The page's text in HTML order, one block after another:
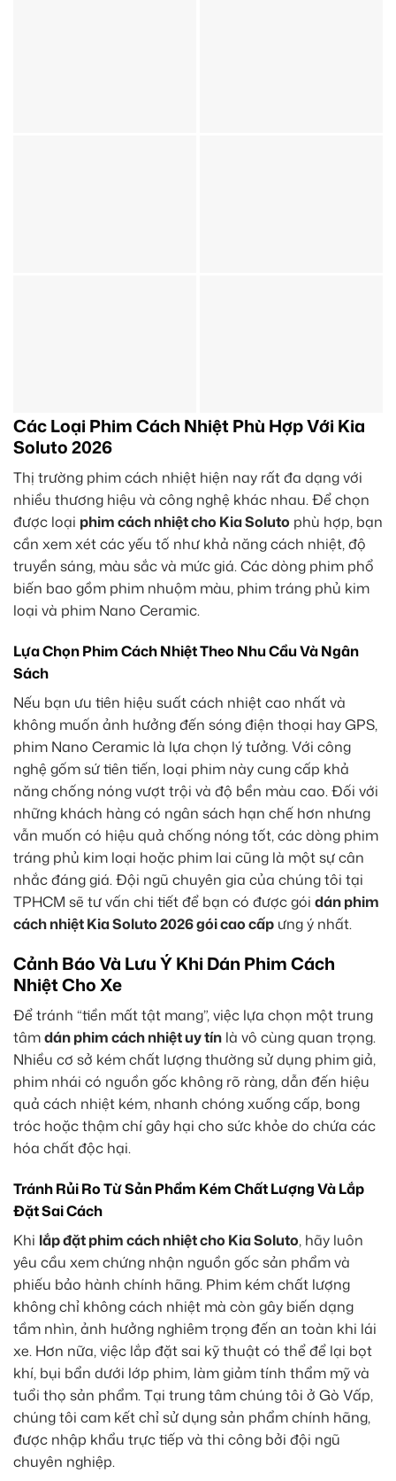
Các Loại Phim Cách Nhiệt Phù Hợp Với Kia
Soluto 2026
Thị trường phim cách nhiệt hiện nay rất đa dạng với
nhiều thương hiệu và công nghệ khác nhau. Để chọn
được loại phim cách nhiệt cho Kia Soluto phù hợp, bạn
cần xem xét các yếu tố như khả năng cách nhiệt, độ
truyền sáng, màu sắc và mức giá. Các dòng phim phổ
biến bao gồm phim nhuộm màu, phim tráng phủ kim
loại và phim Nano Ceramic.
Lựa Chọn Phim Cách Nhiệt Theo Nhu Cầu Và Ngân
Sách
Nếu bạn ưu tiên hiệu suất cách nhiệt cao nhất và
không muốn ảnh hưởng đến sóng điện thoại hay GPS,
phim Nano Ceramic là lựa chọn lý tưởng. Với công
nghệ gốm sứ tiên tiến, loại phim này cung cấp khả
năng chống nóng vượt trội và độ bền màu cao. Đối với
những khách hàng có ngân sách hạn chế hơn nhưng
vẫn muốn có hiệu quả chống nóng tốt, các dòng phim
tráng phủ kim loại hoặc phim lai cũng là một sự cân
nhắc đáng giá. Đội ngũ chuyên gia của chúng tôi tại
TPHCM sẽ tư vấn chi tiết để bạn có được gói dán phim
cách nhiệt Kia Soluto 2026 gói cao cấp ưng ý nhất.
Cảnh Báo Và Lưu Ý Khi Dán Phim Cách
Nhiệt Cho Xe
Để tránh “tiền mất tật mang”, việc lựa chọn một trung
tâmdán phim cách nhiệt uy tín là vô cùng quan trọng.
Nhiều cơ sở kém chất lượng thường sử dụng phim giả,
phim nhái có nguồn gốc không rõ ràng, dẫn đến hiệu
quả cách nhiệt kém, nhanh chóng xuống cấp, bong
tróc hoặc thậm chí gây hại cho sức khỏe do chứa các
hóa chất độc hại.
Tránh Rủi Ro Từ Sản Phẩm Kém Chất Lượng Và Lắp
Đặt Sai Cách
Khi lắp đặt phim cách nhiệt cho Kia Soluto, hãy luôn
yêu cầu xem chứng nhận nguồn gốc sản phẩm và
phiếu bảo hành chính hãng. Phim kém chất lượng
không chỉ không cách nhiệt mà còn gây biến dạng
tầm nhìn, ảnh hưởng nghiêm trọng đến an toàn khi lái
xe. Hơn nữa, việc lắp đặt sai kỹ thuật có thể để lại bọt
khí, bụi bẩn dưới lớp phim, làm giảm tính thẩm mỹ và
tuổi thọ sản phẩm. Tại trung tâm chúng tôi ở Gò Vấp,
chúng tôi cam kết chỉ sử dụng sản phẩm chính hãng,
được nhập khẩu trực tiếp và thi công bởi đội ngũ
chuyên nghiệp.